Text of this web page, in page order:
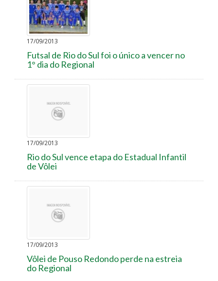
17/09/2013
Futsal de Rio do Sul foi o único a vencer no
1° dia do Regional
17/09/2013
Rio do Sul vence etapa do Estadual Infantil
de Vôlei
17/09/2013
Vôlei de Pouso Redondo perde na estreia
do Regional